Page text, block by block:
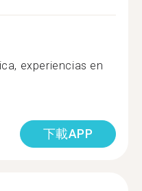
experiencias en
下載APP